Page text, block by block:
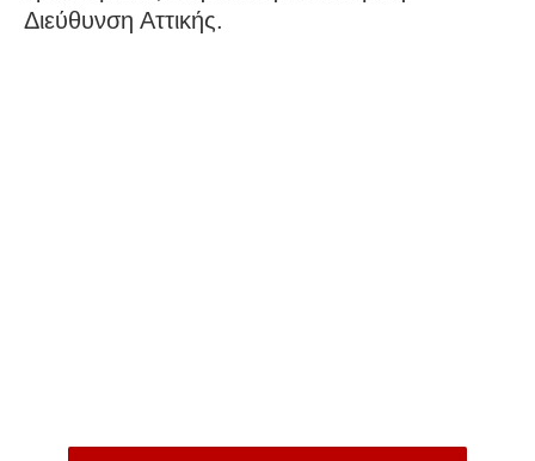
Διεύθυνση Αττικής.